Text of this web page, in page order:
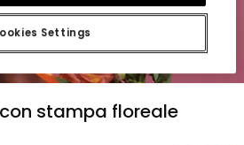
stampa floreale
Settings